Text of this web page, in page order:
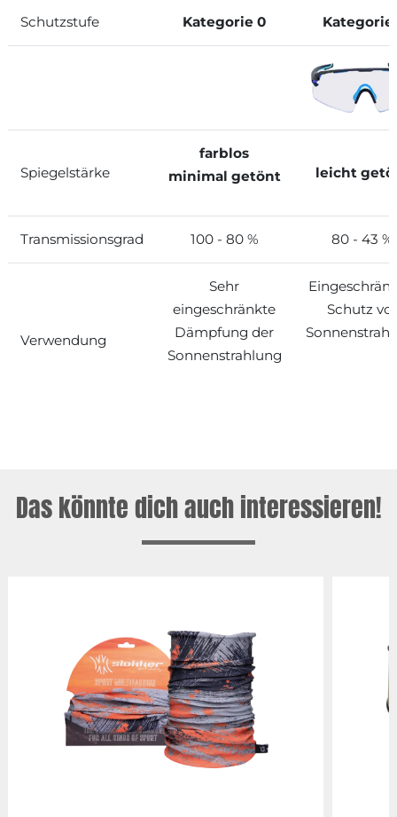
Schutzstufe Kategorie 0 Kategorie
Spiegelstärke
farblos
minimal getönt
leicht
Transmissionsgrad 100 - 80 % 80 - 43 %
Verwendung
Sehr
eingeschränkte
Dämpfung der
Sonnenstrahlung
Schutz
Das könnte dich auch interessieren!